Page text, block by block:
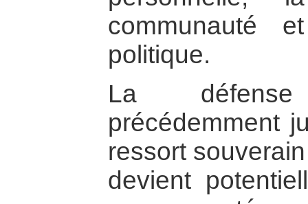
communauté
politique.
La
précédemment
ressort
devient